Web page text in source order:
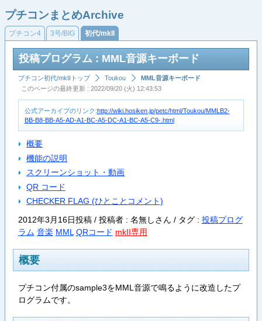
プチコンまとめArchive
プチコン4 3号/BIG 初代/mkII
投稿プログラム : MML音源キーボード
プチコン初代/mkIIトップ Toukou
MML音源キーボード
このページの最終更新 : 2022/09/20 (火) 12:43:53
公式アーカイブのリンク:http://wiki.hosiken.jp/petc/html/Toukou/MMLB2-
BB-B8-BB-A5-AD-A1-BC-A5-DC-A1-BC-A5-C9-.html
概要
機能の説明
スクリーンショット・動画
QR コード
CHECKER FLAG (ひとことコメント)
2012年3月16日投稿 / 投稿者 : 名無しさん / タグ : 投稿プログ
ラム 音楽 MML QRコード mkII専用
概要
プチコン付属のsample3をMML音源で鳴るように改造したプ
ログラムです。